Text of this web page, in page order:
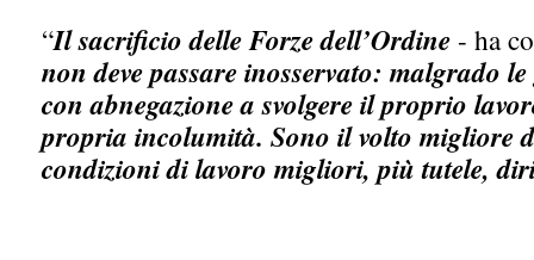
“Il sacrificio delle Forze dell’Ordine - ha
non deve passare inosservato: malgrado
con abnegazione a svolgere il proprio
propria incolumità. Sono il volto migliore
condizioni di lavoro migliori, più tutele,